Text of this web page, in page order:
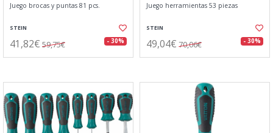
Juego brocas y puntas 81 pcs.
STEIN
41,82€ 59,75€ - 30%
Juego herramientas 53 piezas
STEIN
49,04€ 70,06€ - 30%